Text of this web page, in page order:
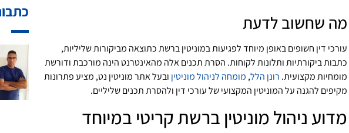
מה שחשוב לדעת
עורכי דין חשופים באופן מיוחד לפגיעות במוניטין ברשת כתוצאה מביקורות שליליות,
כתבות ביקורתיות ותלונות לקוחות. הסרת תכנים אלה מהאינטרנט הינה מורכבת ודורשת
מומחיות מקצועית. רונן הלל, מומחה לניהול מוניטין ובעל אתר מוניטין נט, מציע פתרונות
מקיפים להגנה על המוניטין המקצועי של עורכי דין ולהסרת תכנים שליליים.
מדוע ניהול מוניטין ברשת קריטי במיוחד